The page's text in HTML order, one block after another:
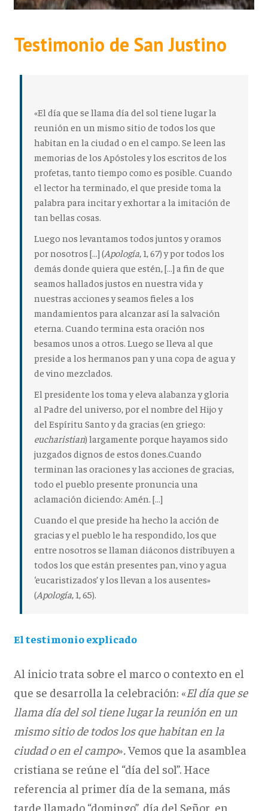
Testimonio de San Justino
«El día que se llama día del sol tiene lugar la
reunión en un mismo sitio de todos los que
habitan en la ciudad o en el campo. Se leen las
memorias de los Apóstoles y los escritos de los
profetas, tanto tiempo como es posible. Cuando
el lector ha terminado, el que preside toma la
palabra para incitar y exhortar a la imitación de
tan bellas cosas.
Luego nos levantamos todos juntos y oramos
por nosotros […] (Apología, 1, 67) y por todos los
demás donde quiera que estén, […] a fin de que
seamos hallados justos en nuestra vida y
nuestras acciones y seamos fieles a los
mandamientos para alcanzar así la salvación
eterna. Cuando termina esta oración nos
besamos unos a otros. Luego se lleva al que
preside a los hermanos pan y una copa de agua y
de vino mezclados.
El presidente los toma y eleva alabanza y gloria
al Padre del universo, por el nombre del Hijo y
del Espíritu Santo y da gracias (en griego:
eucharistian) largamente porque hayamos sido
juzgados dignos de estos dones.Cuando
terminan las oraciones y las acciones de gracias,
todo el pueblo presente pronuncia una
aclamación diciendo: Amén. […]
Cuando el que preside ha hecho la acción de
gracias y el pueblo le ha respondido, los que
entre nosotros se llaman diáconos distribuyen a
todos los que están presentes pan, vino y agua
‘eucaristizados’ y los llevan a los ausentes»
(Apología, 1, 65).
El testimonio explicado
Al inicio trata sobre el marco o contexto en el
que se desarrolla la celebración: «El día que se
llama día del sol tiene lugar la reunión en un
mismo sitio de todos los que habitan en la
ciudad o en el campo». Vemos que la asamblea
cristiana se reúne el “día del sol”. Hace
referencia al primer día de la semana, más
tarde llamado “domingo”, día del Señor, en